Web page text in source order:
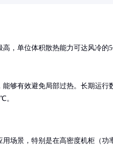
高，单位体积散热能力可达风冷
够有效避免局部过热。长期运
。
用场景，特别是在高密度机柜（